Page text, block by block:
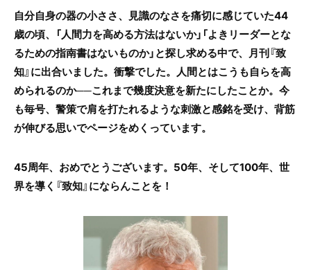
自分自身の器の小ささ、見識のなさを痛切に感じていた44
歳の頃、「人間力を高める方法はないか」「よきリーダーとな
るための指南書はないものか」と探し求める中で、月刊『致
知』に出合いました。衝撃でした。人間とはこうも自らを高
められるのか──これまで幾度決意を新たにしたことか。今
も毎号、警策で肩を打たれるような刺激と感銘を受け、背筋
が伸びる思いでページをめくっています。
45周年、おめでとうございます。50年、そして100年、世
界を導く『致知』にならんことを！